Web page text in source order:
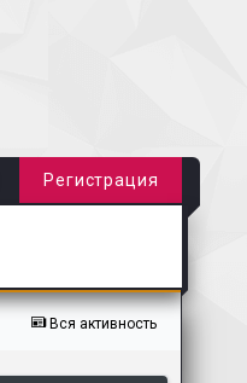
Регистрация
Вся активность